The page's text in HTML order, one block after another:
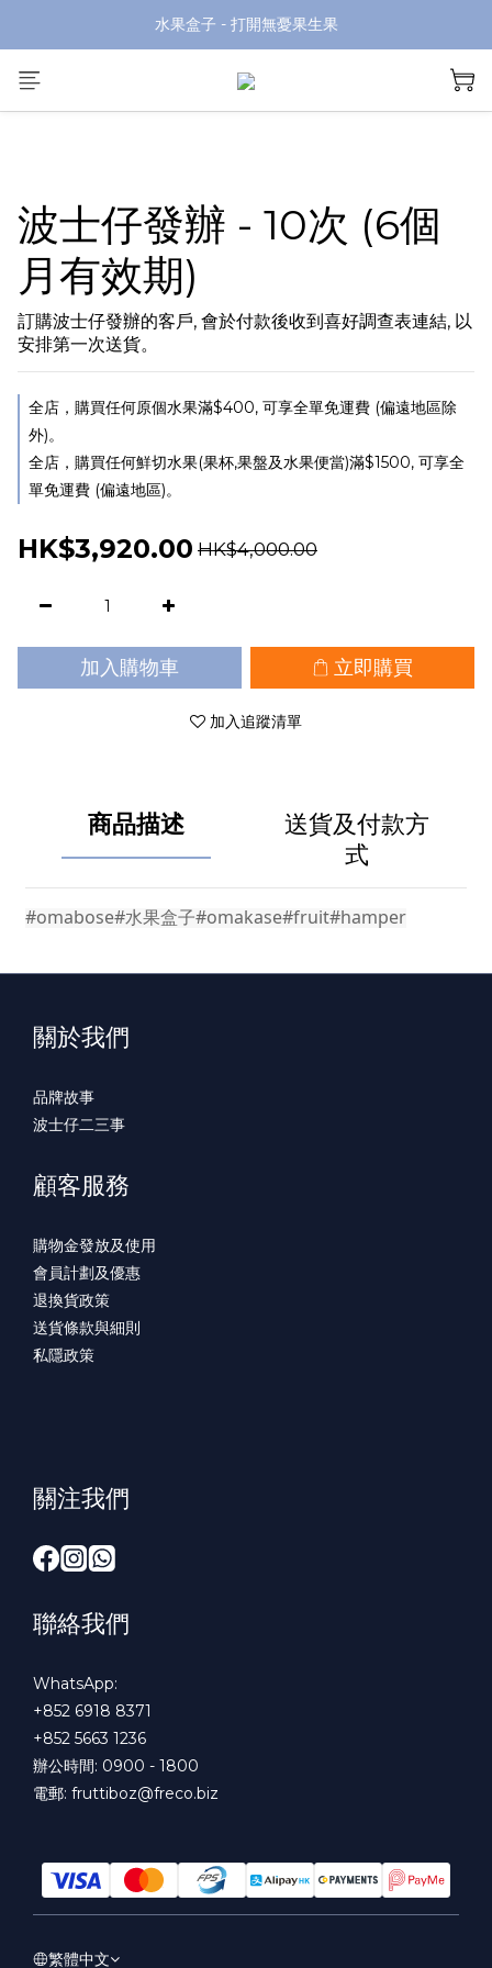
水果盒子 - 打開無憂果生果
波士仔發辦 - 10次 (6個
月有效期)
訂購波士仔發辦的客戶, 會於付款後收到喜好調查表連結, 以
安排第一次送貨。
全店，購買任何原個水果滿$400, 可享全單免運費 (偏遠地區除
外)。
全店，購買任何鮮切水果(果杯,果盤及水果便當)滿$1500, 可享全
單免運費 (偏遠地區)。
HK$3,920.00 HK$4,000.00
加入購物車 立即購買
加入追蹤清單
商品描述
送貨及付款方
式
#omabose#水果盒子#omakase#fruit#hamper
關於我們
品牌故事
波士仔二三事
顧客服務
購物金發放及使用
會員計劃及優惠
退換貨政策
送貨條款與細則
私隱政策
關注我們
聯絡我們
WhatsApp:
+852 6918 8371
+852 5663 1236
辦公時間: 0900 - 1800
電郵: fruttiboz@freco.biz
繁體中文